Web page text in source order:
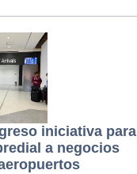
iniciativa para
a negocios